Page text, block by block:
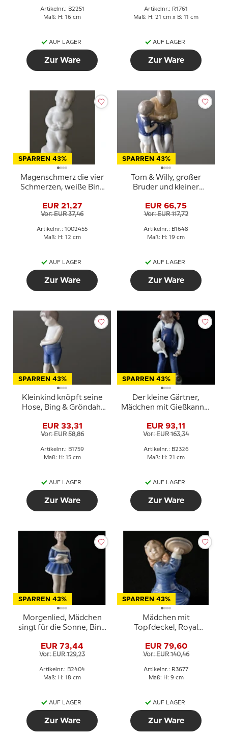
Artikelnr.: B2251
Maß: H: 16 cm
AUF LAGER
Zur Ware
Artikelnr.: R1761
Maß: H: 21 cm x B: 11 cm
AUF LAGER
Zur Ware
SPARREN 43%
Magenschmerz die vier
Schmerzen, weiße Bing
2208 oder 455
EUR 21,27
Vor: EUR 37,46
Artikelnr.: 1002455
Maß: H: 12 cm
AUF LAGER
Zur Ware
SPARREN 43%
Tom & Willy, großer
Bruder und kleiner
Kinderfigur Nr. 1648
EUR 66,75
Vor: EUR 117,72
Artikelnr.: B1648
Maß: H: 19 cm
AUF LAGER
Zur Ware
SPARREN 43%
Kleinkind knöpft seine
Hose, Bing & Gröndahl
EUR 33,31
Vor: EUR 58,86
Artikelnr.: B1759
Maß: H: 15 cm
AUF LAGER
Zur Ware
SPARREN 43%
Der kleine Gärtner,
Mädchen mit Gießkanne,
Nr. 2326
EUR 93,11
Vor: EUR 163,34
Artikelnr.: B2326
Maß: H: 21 cm
AUF LAGER
Zur Ware
SPARREN 43%
Morgenlied, Mädchen
singt für die Sonne, Bing
2404
EUR 73,44
Vor: EUR 129,23
Artikelnr.: B2404
Maß: H: 18 cm
AUF LAGER
Zur Ware
SPARREN 43%
Mädchen mit
Topfdeckel, Royal
3677
EUR 79,60
Vor: EUR 140,46
Artikelnr.: R3677
Maß: H: 9 cm
AUF LAGER
Zur Ware